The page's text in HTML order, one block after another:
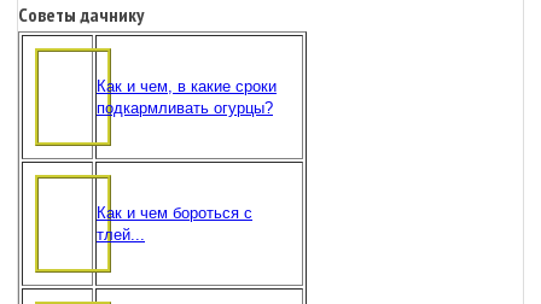
Советы дачнику
Как и чем, в какие сроки
подкармливать огурцы?
Как и чем бороться с
тлей...